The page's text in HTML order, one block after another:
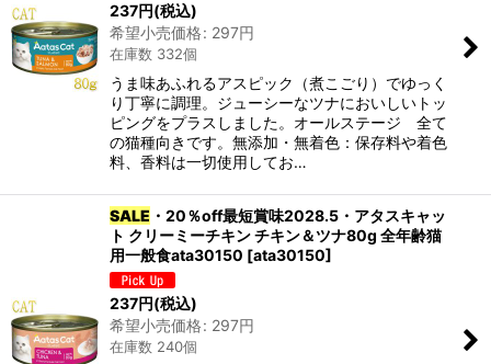
237円(税込)
希望小売価格: 297円
在庫数 332個
うま味あふれるアスピック（煮こごり）でゆっく
り丁寧に調理。ジューシーなツナにおいしいトッ
ピングをプラスしました。オールステージ 全て
の猫種向きです。無添加・無着色：保存料や着色
料、香料は一切使用してお…
SALE ・20％off最短賞味2028.5・アタスキャッ
ト クリーミーチキン チキン＆ツナ80g 全年齢猫
用一般食ata30150 [ata30150]
237円(税込)
希望小売価格: 297円
在庫数 240個